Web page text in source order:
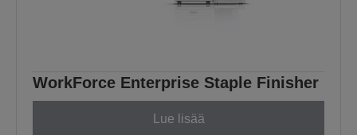
WorkForce Enterprise Staple Finisher
Lue lisää